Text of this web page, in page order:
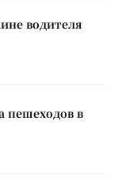
водителя
пешеходов в